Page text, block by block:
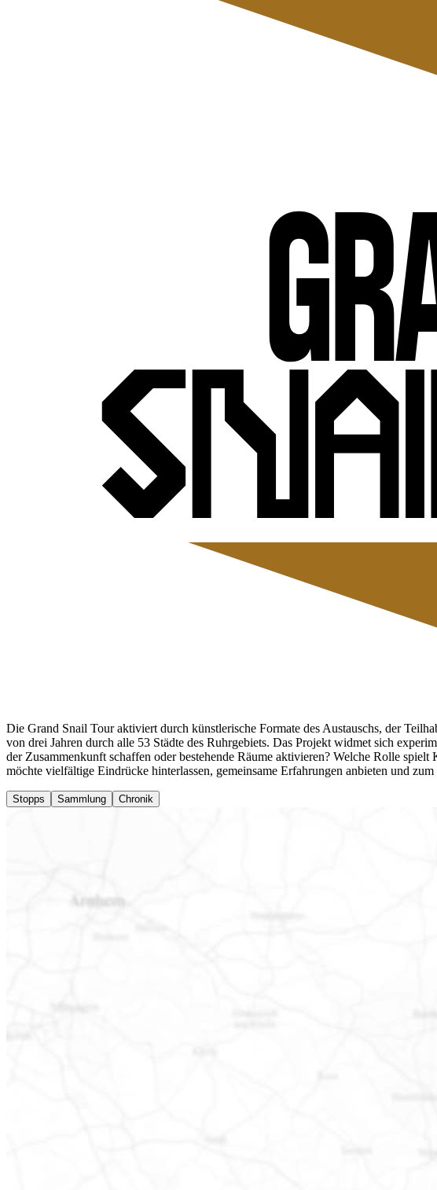
Die Grand Snail Tour aktiviert durch künstlerische Formate des Austauschs, der
von drei Jahren durch alle 53 Städte des Ruhrgebiets. Das Projekt widmet sich
der Zusammenkunft schaffen oder bestehende Räume aktivieren? Welche Rolle
möchte vielfältige Eindrücke hinterlassen, gemeinsame Erfahrungen anbieten und
Stopps Sammlung Chronik